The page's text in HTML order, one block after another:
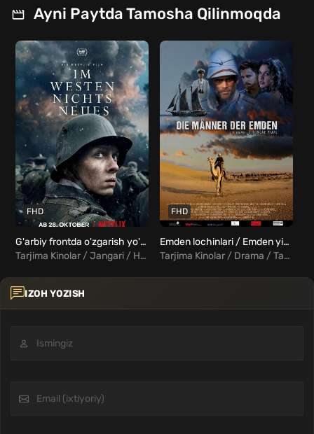
Ayni Paytda Tamosha Qilinmoqda
FHD
G'arbiy frontda o'zgarish yo'q Uzbek tilida
Tarjima Kinolar / Jangari / Harbiy / Drama / Xorij Kinolar Uzbek Tilida
FHD
Emden lochinlari / Emden yigitlari / Emden kreyseri Uzbek Tilida
Tarjima Kinolar / Drama / Tarixiy / Sarguzasht / Xorij Kinolar Uzbek Tilida
IZOH YOZISH